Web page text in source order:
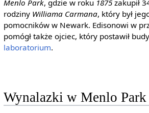
Menlo Park, gdzie w roku 1875zakupił
rodziny Williama Carmana, który był
pomocników w Newark. Edisonowi w
pomógł także ojciec, który postawił
laboratorium.
Wynalazki w Menlo Park